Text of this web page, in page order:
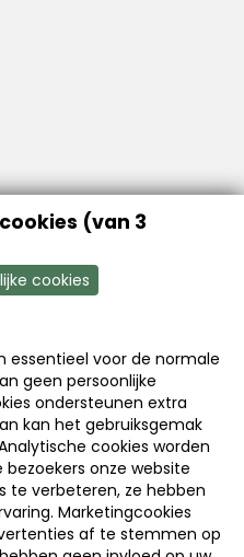
Better Finance
Word nu lid
|Copyright|Privacy
(van 3
cookies
essentieel voor de normale
geen persoonlijke
ondersteunen extra
kan het gebruiksgemak
cookies worden
onze website
te verbeteren, ze hebben
Marketingcookies
af te stemmen op
van Beleggers